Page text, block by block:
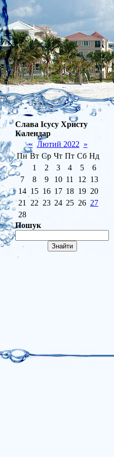
Слава Ісусу Христу
Календар
« Лютий 2022 »
Пн Вт Ср Чт Пт Сб Нд
1
2 3 4 5
6
7
8 9 10 11 12 13
14 15 16 17 18 19 20
21
22 23 24 25 26 27
28
Пошук